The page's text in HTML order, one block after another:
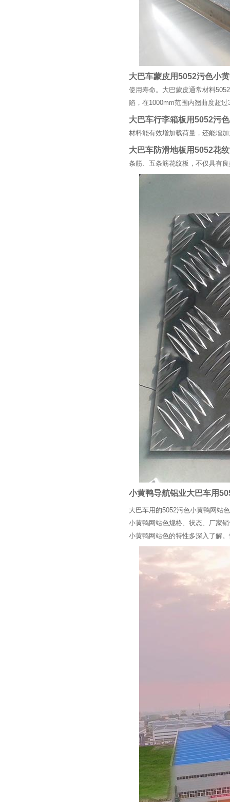
大巴车蒙皮用5052污色小黄鸭
使用寿命。大巴蒙皮通常材料
陷，在1000mm范围内翘曲度
大巴车行李箱板用5052污色小
材料能有效增加载荷量，还能增
大巴车防滑地板用5052花纹
条筋、五条筋花纹板，不仅具有良好
小黄鸭导航铝业大巴车用
大巴车用的5052污色小黄鸭网站
小黄鸭网站色规格、状态、厂
小黄鸭网站色的特性多深入了解